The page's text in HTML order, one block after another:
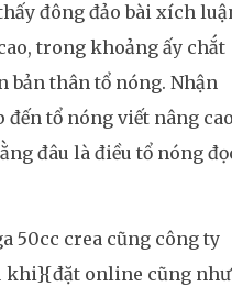
đông đảo bài xích
trong khoảng ấy chắt
bản thân tổ nóng. Nhận
tổ nóng viết nâng
đâu là điều tổ nóng
50cc crea cũng công ty
khi}{đặt online cũng như